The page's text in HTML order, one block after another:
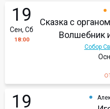
19
Сен, Сб
18:00
Сказка с
Волшебник
Собор
19